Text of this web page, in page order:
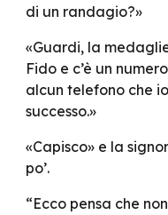
di un randagio?»
«Guardi, la
Fido e c’è un
alcun telefono che
successo.»
«Capisco» e la
po’.
“Ecco pensa che